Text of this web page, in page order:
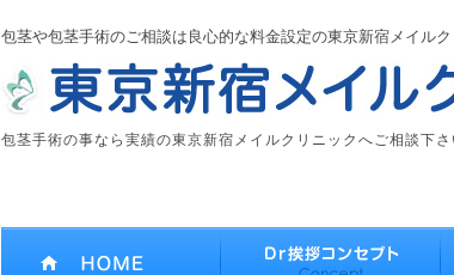
包茎や包茎手術のご相談は良心的な料金設定の東京新宿メイル
包茎手術の事なら実績の東京新宿メイルクリニックへご相談下さ